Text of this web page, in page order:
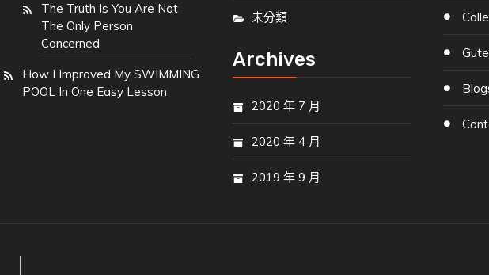
The Truth Is You Are Not
The Only Person
Concerned
How I Improved My SWIMMING
POOL In One Easy Lesson
未分類
Archives
2020 年 7 月
2020 年 4 月
2019 年 9 月